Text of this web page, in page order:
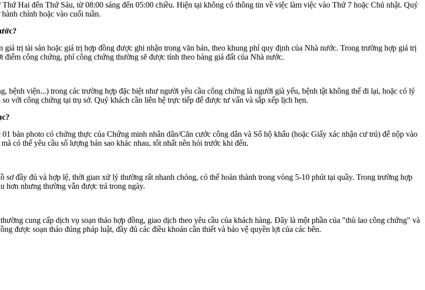
Hai đến Thứ Sáu, từ 08:00 sáng đến 05:00 chiều. Hiện tại không có thông tin về việc làm việc vào Thứ 7 hoặc Chủ nhật. Quý
chính hoặc vào cuối tuần.
trị tài sản hoặc giá trị hợp đồng được ghi nhận trong văn bản, theo khung phí quy định của Nhà nước. Trong trường hợp giá trị
công chứng, phí công chứng thường sẽ được tính theo bảng giá đất của Nhà nước.
bệnh viện...) trong các trường hợp đặc biệt như người yêu cầu công chứng là người già yếu, bệnh tật không thể đi lại, hoặc có lý
với công chứng tại trụ sở. Quý khách cần liên hệ trực tiếp để được tư vấn và sắp xếp lịch hẹn.
bản photo có chứng thực của Chứng minh nhân dân/Căn cước công dân và Sổ hộ khẩu (hoặc Giấy xác nhận cư trú) để nộp vào
có thể yêu cầu số lượng bản sao khác nhau, tốt nhất nên hỏi trước khi đến.
đầy đủ và hợp lệ, thời gian xử lý thường rất nhanh chóng, có thể hoàn thành trong vòng 5-10 phút tại quầy. Trong trường hợp
hơn nhưng thường vẫn được trả trong ngày.
cung cấp dịch vụ soạn thảo hợp đồng, giao dịch theo yêu cầu của khách hàng. Đây là một phần của "thù lao công chứng" và
được soạn thảo đúng pháp luật, đầy đủ các điều khoản cần thiết và bảo vệ quyền lợi của các bên.